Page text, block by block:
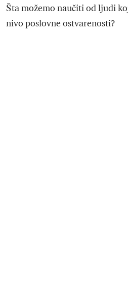
Šta možemo naučiti od ljudi
nivo poslovne ostvarenosti?